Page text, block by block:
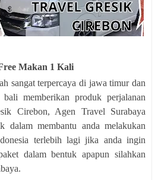
Makan 1 Kali
sangat terpercaya di jawa timur dan
memberikan produk perjalanan
Cirebon, Agen Travel Surabaya
dalam membantu anda melakukan
terlebih lagi jika anda ingin
dalam bentuk apapun silahkan